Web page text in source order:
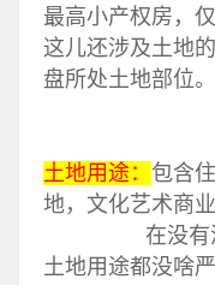
最高小产权房，
这儿还涉及土地
盘所处土地部位。
土地用途： 包含
地，文化艺术商
在没有涉及
土地用途都没啥